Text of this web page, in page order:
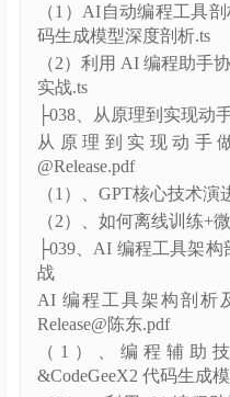
AI 自动编程架构剖析及
东.pdf
（1）AI自动编程工具
码生成模型深度剖析.ts
（2）利用 AI 编程助手
实战.ts
├038、从原理到实现动
从原理到实现动手
@Release.pdf
（1）、GPT核心技术演
（2）、如何离线训练+微
├039、AI 编程工具架构
战
AI 编程工具架构剖析
Release@陈东.pdf